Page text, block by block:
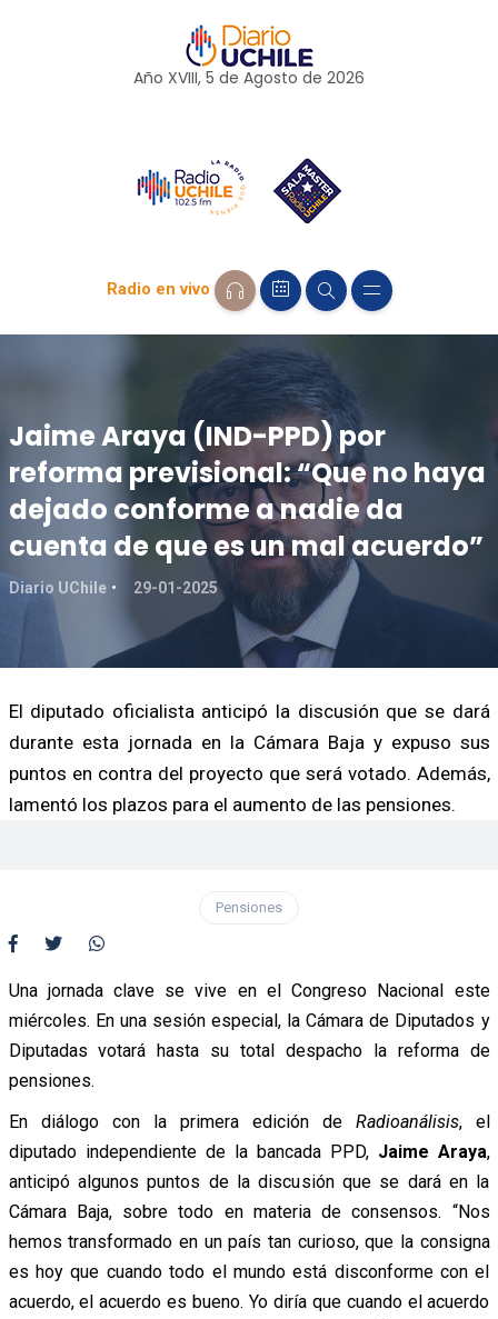
Año XVIII, 5 de Agosto de 2026
Radio en vivo
Jaime Araya (IND-PPD) por
reforma previsional: “Que no haya
dejado conforme a nadie da
cuenta de que es un mal acuerdo”
Diario UChile 29-01-2025
El diputado oficialista anticipó la discusión que se dará
durante esta jornada en la Cámara Baja y expuso sus
puntos en contra del proyecto que será votado. Además,
lamentó los plazos para el aumento de las pensiones.
Pensiones
Una jornada clave se vive en el Congreso Nacional este
miércoles. En una sesión especial, la Cámara de Diputados y
Diputadas votará hasta su total despacho la reforma de
pensiones.
En diálogo con la primera edición de Radioanálisis, el
diputado independiente de la bancada PPD, Jaime Araya,
anticipó algunos puntos de la discusión que se dará en la
Cámara Baja, sobre todo en materia de consensos. “Nos
hemos transformado en un país tan curioso, que la consigna
es hoy que cuando todo el mundo está disconforme con el
acuerdo, el acuerdo es bueno. Yo diría que cuando el acuerdo